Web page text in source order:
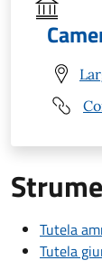
Tutela
Tutela